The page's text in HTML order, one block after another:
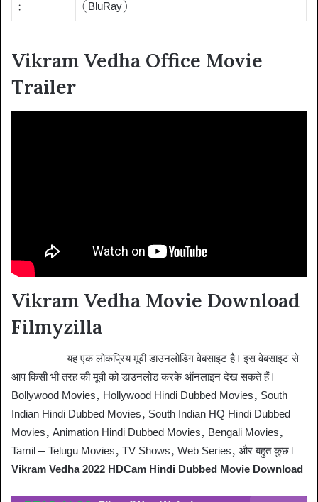
: (BluRay)
Vikram Vedha Office Movie
Trailer
Vikram Vedha Movie Download
Filmyzilla
यह एक लोकप्रिय मूवी डाउनलोडिंग वेबसाइट है। इस वेबसाइट से
आप किसी भी तरह की मूवी को डाउनलोड करके ऑनलाइन देख सकते हैं।
Bollywood Movies, Hollywood Hindi Dubbed Movies, South
Indian Hindi Dubbed Movies, South Indian HQ Hindi Dubbed
Movies, Animation Hindi Dubbed Movies, Bengali Movies,
Tamil – Telugu Movies, TV Shows, Web Series, और बहुत कुछ।
Vikram Vedha 2022 HDCam Hindi Dubbed Movie Download